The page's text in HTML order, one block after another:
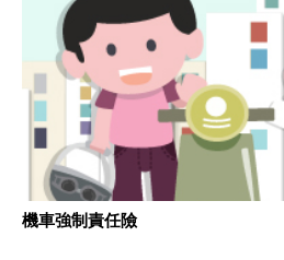
機車強制責任險